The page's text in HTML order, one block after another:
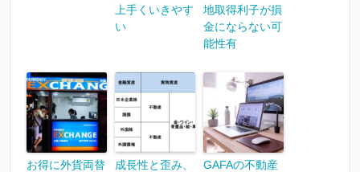
上手くいきやす
い
地取得利子が損
金にならない可
能性有
お得に外貨両替
成長性と歪み、
GAFAの不動産